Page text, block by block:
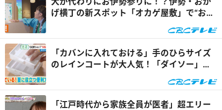
げ横丁の新スポット「オカゲ屋敷」で“おか
「カバンに入れておける」手のひらサイズ
のレインコートが大人気！「ダイソー」で
「江戸時代から家族全員が医者」超エリー